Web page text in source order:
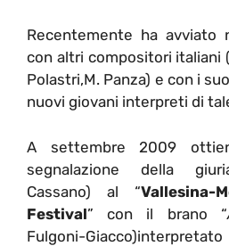
Recentemente ha avviato
con altri compositori italiani
Polastri,M. Panza) e con i
nuovi giovani interpreti di
A settembre 2009
segnalazione della
Cassano) al “Vallesina-
Festival” con il brano “
Fulgoni-